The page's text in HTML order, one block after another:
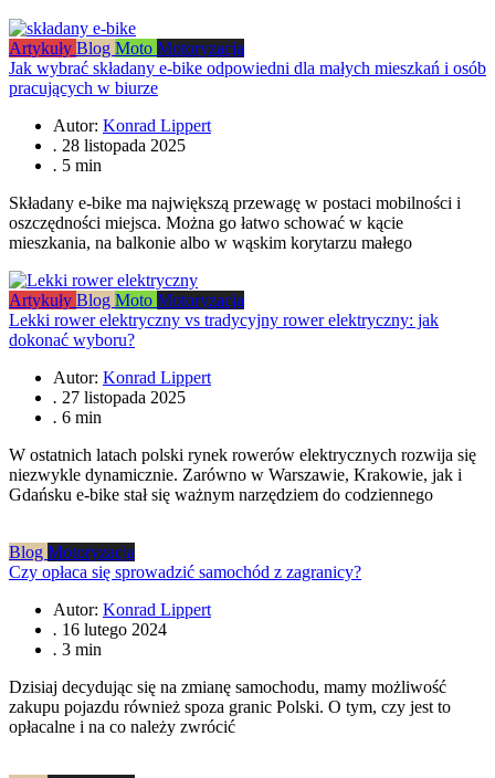
Artykuły Blog Moto Motoryzacja
Jak wybrać składany e‑bike odpowiedni dla małych mieszkań i osób
pracujących w biurze
Autor: Konrad Lippert
. 28 listopada 2025
. 5 min
Składany e‑bike ma największą przewagę w postaci mobilności i
oszczędności miejsca. Można go łatwo schować w kącie
mieszkania, na balkonie albo w wąskim korytarzu małego
Artykuły Blog Moto Motoryzacja
Lekki rower elektryczny vs tradycyjny rower elektryczny: jak
dokonać wyboru?
Autor: Konrad Lippert
. 27 listopada 2025
. 6 min
W ostatnich latach polski rynek rowerów elektrycznych rozwija się
niezwykle dynamicznie. Zarówno w Warszawie, Krakowie, jak i
Gdańsku e-bike stał się ważnym narzędziem do codziennego
Blog Motoryzacja
Czy opłaca się sprowadzić samochód z zagranicy?
Autor: Konrad Lippert
. 16 lutego 2024
. 3 min
Dzisiaj decydując się na zmianę samochodu, mamy możliwość
zakupu pojazdu również spoza granic Polski. O tym, czy jest to
opłacalne i na co należy zwrócić